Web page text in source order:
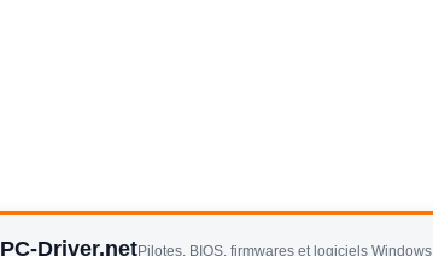
PC-Driver.netPilotes, BIOS, firmwares et logiciels Windows